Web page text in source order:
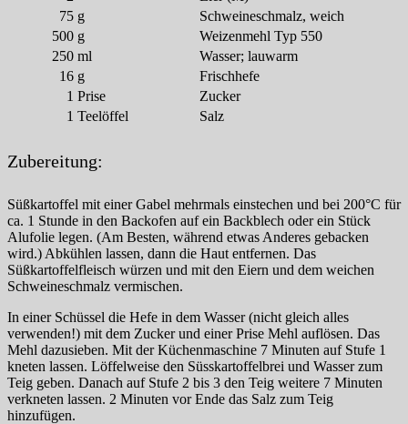
75 g
Schweineschmalz, weich
500 g
Weizenmehl Typ 550
250 ml
Wasser; lauwarm
16 g
Frischhefe
1 Prise
Zucker
1 Teelöffel Salz
Zubereitung:
Süßkartoffel mit einer Gabel mehrmals einstechen und bei 200°C für
ca. 1 Stunde in den Backofen auf ein Backblech oder ein Stück
Alufolie legen. (Am Besten, während etwas Anderes gebacken
wird.) Abkühlen lassen, dann die Haut entfernen. Das
Süßkartoffelfleisch würzen und mit den Eiern und dem weichen
Schweineschmalz vermischen.
In einer Schüssel die Hefe in dem Wasser (nicht gleich alles
verwenden!) mit dem Zucker und einer Prise Mehl auflösen. Das
Mehl dazusieben. Mit der Küchenmaschine 7 Minuten auf Stufe 1
kneten lassen. Löffelweise den Süsskartoffelbrei und Wasser zum
Teig geben. Danach auf Stufe 2 bis 3 den Teig weitere 7 Minuten
verkneten lassen. 2 Minuten vor Ende das Salz zum Teig
hinzufügen.